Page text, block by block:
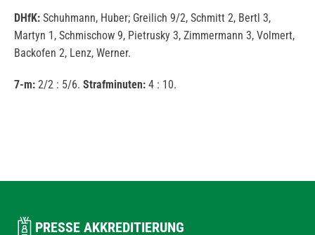
DHfK: Schuhmann, Huber; Greilich 9/2, Schmitt 2, Bertl 3,
Martyn 1, Schmischow 9, Pietrusky 3, Zimmermann 3, Volmert,
Backofen 2, Lenz, Werner.
7-m: 2/2 : 5/6. Strafminuten: 4 : 10.
PRESSE AKKREDITIERUNG